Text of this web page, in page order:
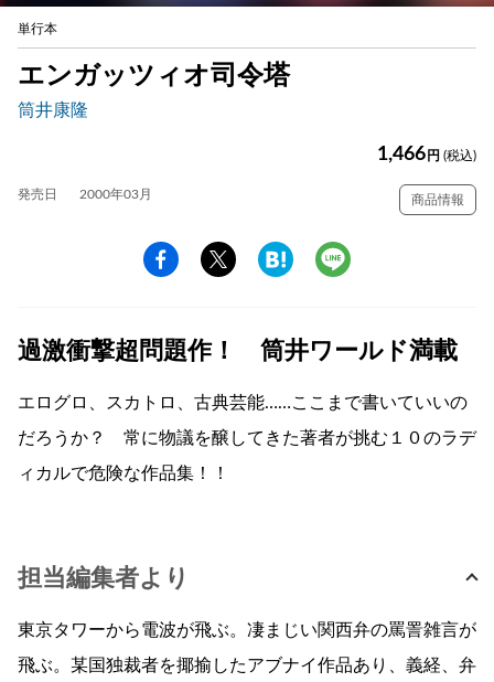
単行本
エンガッツィオ司令塔
筒井康隆
1,466 円 (税込)
発売日 2000年03月 商品情報
過激衝撃超問題作！ 筒井ワールド満載
エログロ、スカトロ、古典芸能……ここまで書いていいの
だろうか？ 常に物議を醸してきた著者が挑む１０のラデ
ィカルで危険な作品集！！
担当編集者より
東京タワーから電波が飛ぶ。凄まじい関西弁の罵詈雑言が
飛ぶ。某国独裁者を揶揄したアブナイ作品あり、義経、弁